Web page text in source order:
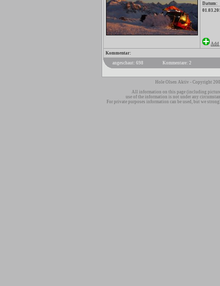
Datum:
Add
Kommentar:
angeschaut: 698
Kommentare: 2
Hole Olsen Aktiv - Copyright
All information on this page (including
use of the information is not under any
For private purposes information can be used, but we